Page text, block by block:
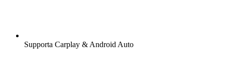
Supporta Carplay & Android Auto